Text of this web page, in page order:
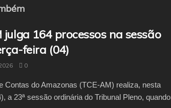
p
p
m
julga 164 processos na sessão
feira (04)
0
Contas do Amazonas (TCE-AM) realiza, nesta
a 23ª sessão ordinária do Tribunal Pleno, quando